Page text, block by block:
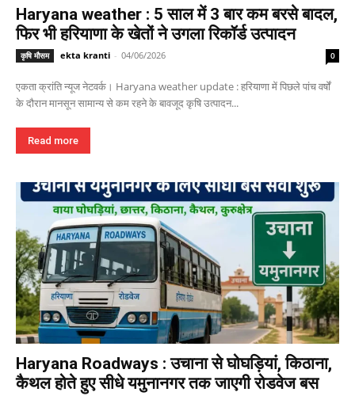
Haryana weather : 5 साल में 3 बार कम बरसे बादल,
फिर भी हरियाणा के खेतों ने उगला रिकॉर्ड उत्पादन
कृषि मौसम ekta kranti - 04/06/2026 0
एकता क्रांति न्यूज नेटवर्क। Haryana weather update : हरियाणा में पिछले पांच वर्षों
के दौरान मानसून सामान्य से कम रहने के बावजूद कृषि उत्पादन...
Read more
Haryana Roadways : उचाना से घोघड़ियां, किठाना,
कैथल होते हुए सीधे यमुनानगर तक जाएगी रोडवेज बस